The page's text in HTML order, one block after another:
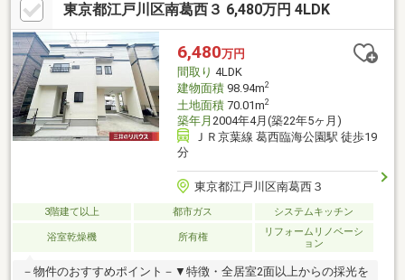
東京都江戸川区南葛西３ 6,480万円 4LDK
6,480万円
間取り 4LDK
建物面積98.94m2
土地面積70.01m2
築年月 2004年4月(築22年5ヶ月)
ＪＲ京葉線 葛西臨海公園駅 徒歩19
分
東京都江戸川区南葛西３
3階建て以上 都市ガス システムキッチン
浴室乾燥機 所有権
リフォームリノベーシ
ョン
－物件のおすすめポイント－▼特徴・全居室2面以上からの採光を